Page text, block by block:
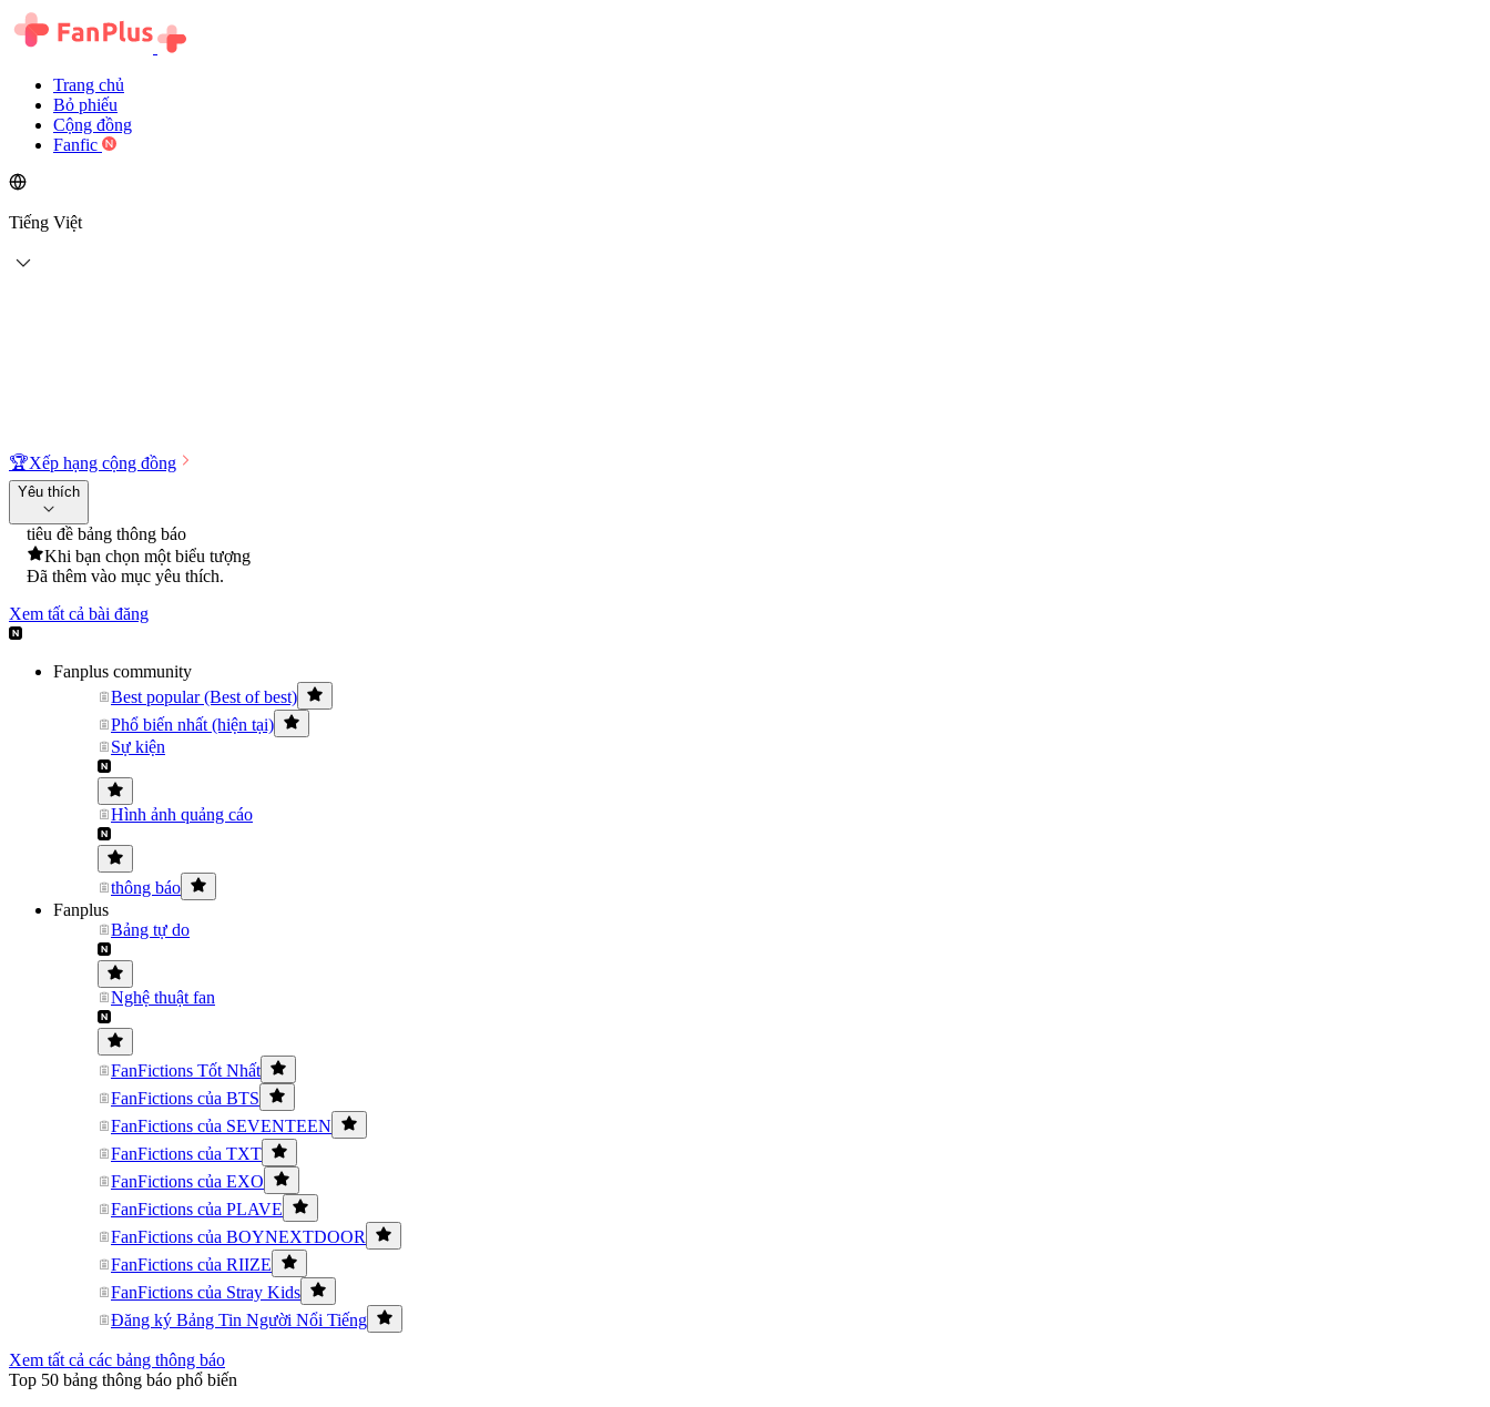
Trang chủ
Bỏ phiếu
Cộng đồng
Fanfic
Tiếng Việt
🏆Xếp hạng cộng đồng
Yêu thích
tiêu đề bảng thông báo
Khi bạn chọn một biểu tượng
Đã thêm vào mục yêu thích.
Xem tất cả bài đăng
Fanplus community
Best popular (Best of best)
Phổ biến nhất (hiện tại)
Sự kiện
Hình ảnh quảng cáo
thông báo
Fanplus
Bảng tự do
Nghệ thuật fan
FanFictions Tốt Nhất
FanFictions của BTS
FanFictions của SEVENTEEN
FanFictions của TXT
FanFictions của EXO
FanFictions của PLAVE
FanFictions của BOYNEXTDOOR
FanFictions của RIIZE
FanFictions của Stray Kids
Đăng ký Bảng Tin Người Nổi Tiếng
Xem tất cả các bảng thông báo
Top 50 bảng thông báo phổ biến